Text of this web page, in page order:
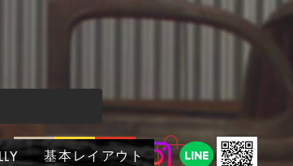
基本レイアウト